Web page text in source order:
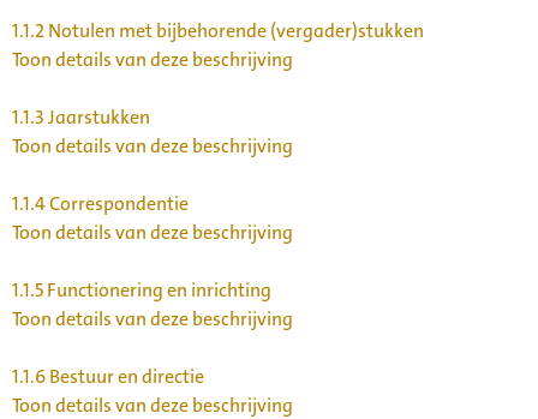
1.1.2Notulen met bijbehorende (vergader)stukken
Toon details van deze beschrijving
1.1.3Jaarstukken
Toon details van deze beschrijving
1.1.4Correspondentie
Toon details van deze beschrijving
1.1.5Functionering en inrichting
Toon details van deze beschrijving
1.1.6Bestuur en directie
Toon details van deze beschrijving